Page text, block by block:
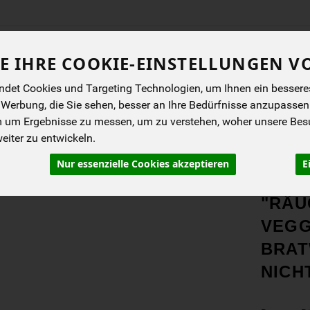
IHRE COOKIE-EINSTELLUNGEN
Cookies und Targeting Technologien, um Ihnen ein
die Sie sehen, besser an Ihre Bedürfnisse
Ergebnisse zu messen, um zu verstehen, woher unsere
zu entwickeln.
Nur essenzielle Cookies akzeptieren
Produkt
BIOKISTEN ANGEBOTE NEUES